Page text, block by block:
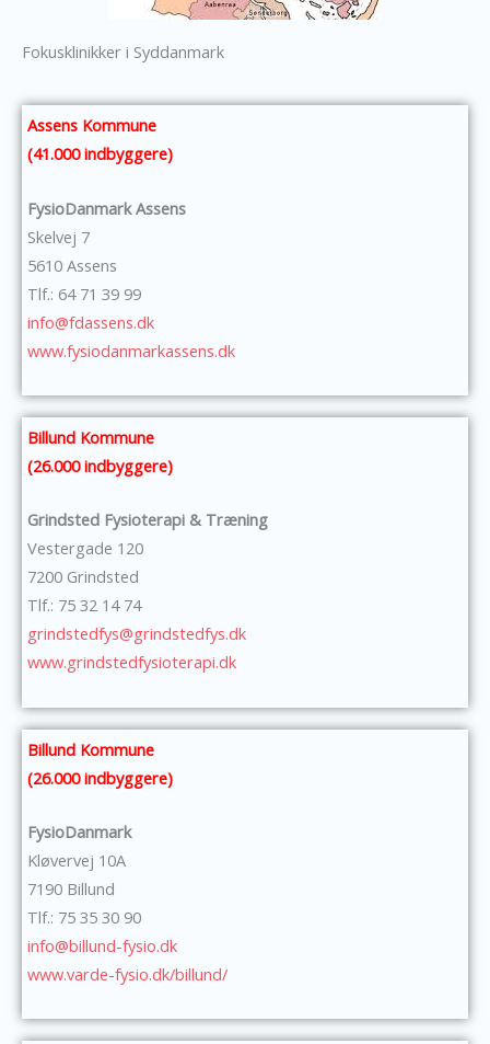
Fokusklinikker i Syddanmark
Assens Kommune
(41.000 indbyggere)
FysioDanmark Assens
Skelvej 7
5610 Assens
Tlf.: 64 71 39 99
info@fdassens.dk
www.fysiodanmarkassens.dk
Billund Kommune
(26.000 indbyggere)
Grindsted Fysioterapi & Træning
Vestergade 120
7200 Grindsted
Tlf.: 75 32 14 74
grindstedfys@grindstedfys.dk
www.grindstedfysioterapi.dk
Billund Kommune
(26.000 indbyggere)
FysioDanmark
Kløvervej 10A
7190 Billund
Tlf.: 75 35 30 90
info@billund-fysio.dk
www.varde-fysio.dk/billund/